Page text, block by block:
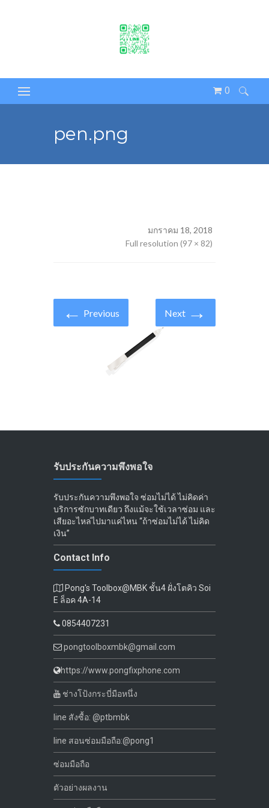
0
ค้นหา
สำหรับ:pen.png
มกราคม 18, 2018
Full resolution (97 × 82)
← Previous Next →
รับประกันความพึงพอใจ
รับประกันความพึงพอใจ ซ่อมไม่ได้ ไม่คิดค่า
บริการซักบาทเดียว ถึงแม้จะใช้เวลาซ่อม และ
เสียอะไหล่ไปมาแค่ไหน “ถ้าซ่อมไม่ได้ ไม่คิด
เงิน”
Contact Info
Pong's Toolbox@MBK ชั้น4 ฝั่งโตคิว Soi
E ล็อค 4A-14
0854407231
pongtoolboxmbk@gmail.com
https://www.pongfixphone.com
ช่างโป้งกระบี่มือหนึ่ง
line สังซื้อ: @ptbmbk
line สอนซ่อมมือถือ:@pong1
ซ่อมมือถือ
ตัวอย่างผลงาน